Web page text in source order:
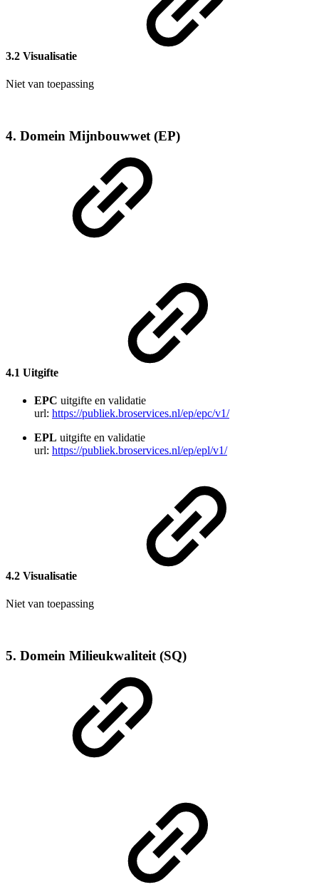
3.2 Visualisatie
Niet van toepassing
4. Domein Mijnbouwwet (EP)
4.1 Uitgifte
EPC uitgifte en validatie
url: https://publiek.broservices.nl/ep/epc/v1/
EPL uitgifte en validatie
url: https://publiek.broservices.nl/ep/epl/v1/
4.2 Visualisatie
Niet van toepassing
5. Domein Milieukwaliteit (SQ)